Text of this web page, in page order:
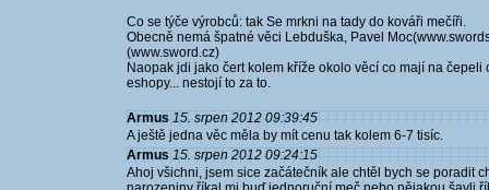
Co se týče výrobců: tak Se mrkni na tady do kováři mečíři.
Obecně nemá špatné věci Lebduška, Pavel
(www.sword.cz)
Naopak jdi jako čert kolem kříže okolo věcí co mají na čepeli
eshopy... nestojí to za to.
Armus 15. srpen 2012 09:39:45
A ještě jedna věc měla by mít cenu tak kolem 6-7 tisíc.
Armus 15. srpen 2012 09:24:15
Ahoj všichni, jsem sice začátečník ale chtěl bych se poradit